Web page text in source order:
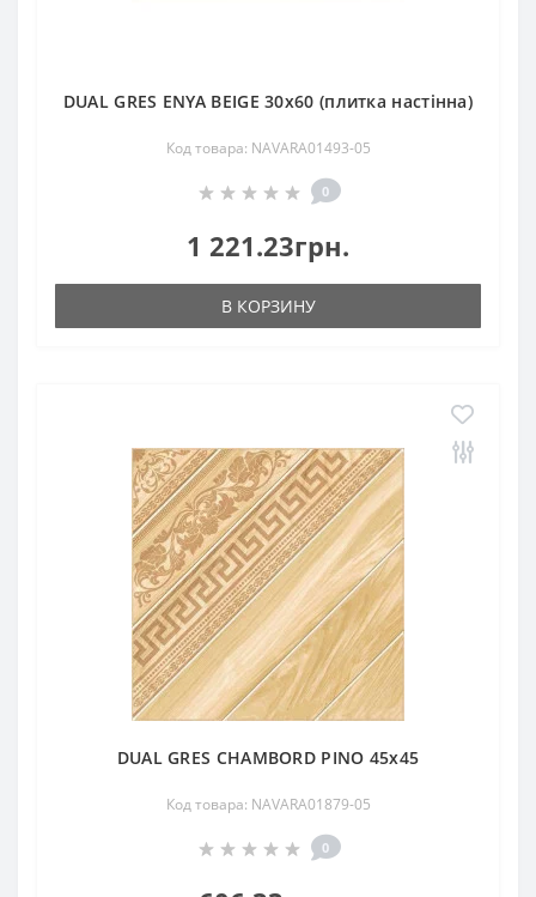
DUAL GRES ENYA BEIGE 30x60 (плитка настінна)
Код товара: NAVARA01493-05
0
1 221.23грн.
В КОРЗИНУ
DUAL GRES CHAMBORD PINO 45x45
Код товара: NAVARA01879-05
0